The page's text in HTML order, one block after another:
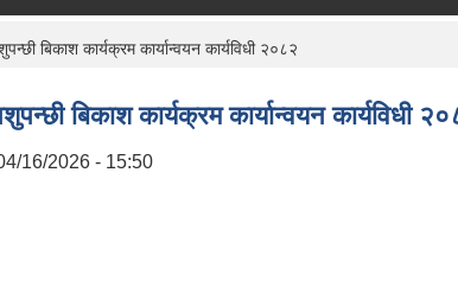
बिकाश कार्यक्रम कार्यान्वयन कार्यविधी २०८२
बिकाश कार्यक्रम कार्यान्वयन कार्यविधी
16/2026 - 15:50